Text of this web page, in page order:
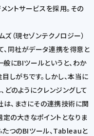
ントサービスを採用。その
（現セゾンテクノロジー）
同社がデータ連携を得意と
般にBIツールというと、わか
しがちです。しかし、本当に
のようにクレンジングして
、まさにその連携技術に関
の大きなポイントとなりま
たつのBIツール、Tableauと